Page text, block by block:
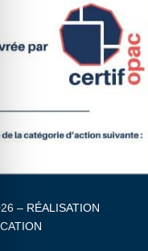
– RÉALISATION